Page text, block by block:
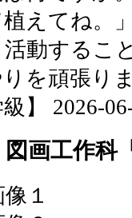
えてね。
活動するこ
を頑張り
】 2026-
画工作科